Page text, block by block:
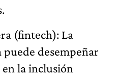
(fintech): La
desempeñar
la inclusión